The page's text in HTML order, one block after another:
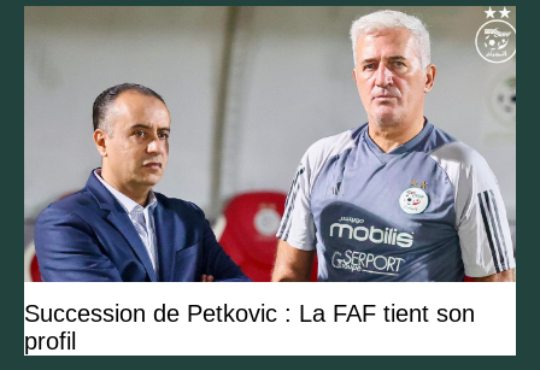
Succession de Petkovic : La FAF tient son
profil